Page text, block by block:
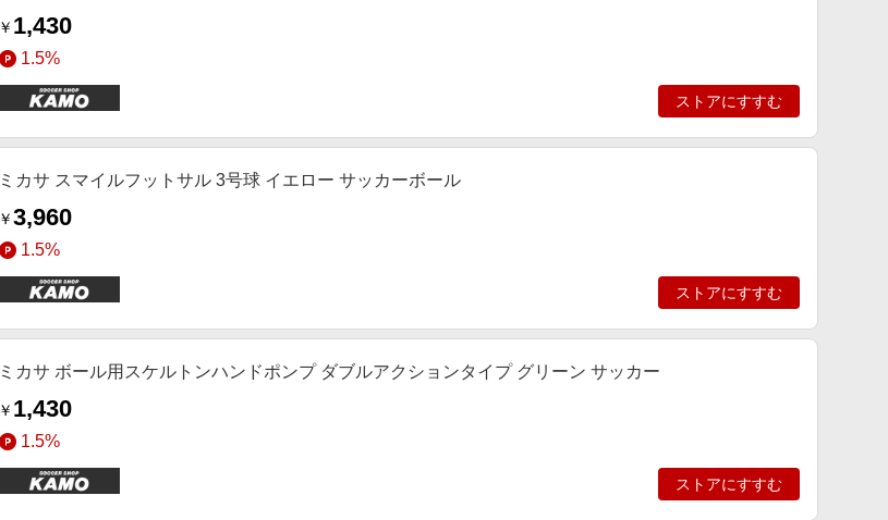
￥ 1,430
1.5%
ストアにすすむ
ミカサ スマイルフットサル 3号球 イエロー サッカーボール
￥3,960
1.5%
ストアにすすむ
ミカサ ボール用スケルトンハンドポンプ ダブルアクションタイプ グリーン サッカー
￥ 1,430
1.5%
ストアにすすむ